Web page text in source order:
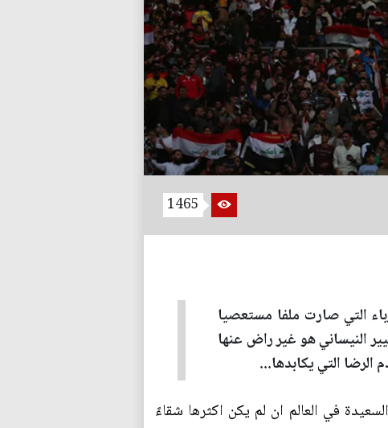
1465
التي صارت ملفا مستعصيا
النيساني هو غير راض عنها
الرضا التي يكابدها...
في العالم ان لم يكن اكثرها شقاءً